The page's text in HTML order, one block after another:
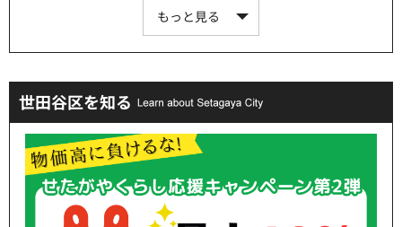
もっと見る
世田谷区を知る